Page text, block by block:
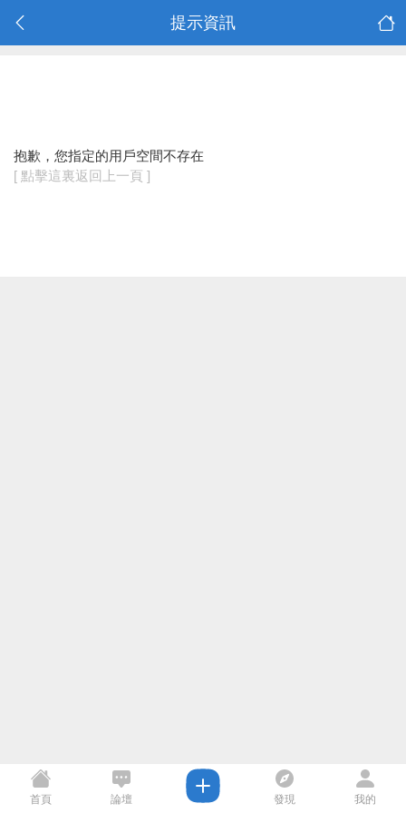
提示資訊
抱歉，您指定的用戶空間不存在
[ 點擊這裏返回上一頁 ]
首頁 論壇 發現 我的